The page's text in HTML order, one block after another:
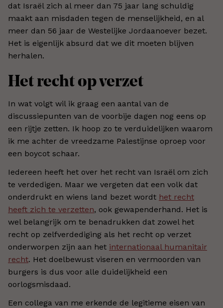
dat Israël zich al meer dan 75 jaar lang schuldig
maakt aan misdaden tegen de menselijkheid, en al
meer dan 56 jaar de Westelijke Jordaanoever bezet.
Het is eigenlijk absurd dat we dit moeten blijven
herhalen.
Het recht op verzet
In wat volgt wil ik graag een aantal van de
discussiepunten van de voorbije dagen nog eens op
een rijtje zetten. Ik hoop zo te verduidelijken waarom
ik me achter de vreedzame Palestijnse oproep voor
een boycot schaar.
Iedereen heeft het over het recht van Israël om zich
te verdedigen. Maar we vergeten dat een volk dat
onderdrukt en wiens land bezet wordt het recht
heeft zich te verzetten, ook gewapenderhand. Het is
wel belangrijk om te benadrukken dat zowel het
recht op zelfverdediging als het recht op verzet
onderworpen zijn aan het internationaal humanitair
recht. Het doelbewust viseren en vermoorden van
burgers is dus voor alle duidelijkheid een
oorlogsmisdaad.
Een collega van me erkende de legitieme eisen van